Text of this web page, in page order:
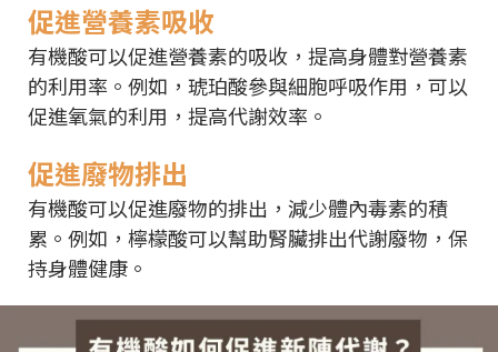
促進營養素吸收
有機酸可以促進營養素的吸收，提高身體對營養素
的利用率。例如，琥珀酸參與細胞呼吸作用，可以
促進氧氣的利用，提高代謝效率。
促進廢物排出
有機酸可以促進廢物的排出，減少體內毒素的積
累。例如，檸檬酸可以幫助腎臟排出代謝廢物，保
持身體健康。